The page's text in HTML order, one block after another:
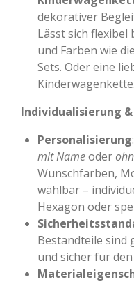
dekorativer
Lässt sich
und Farben wie
Sets. Oder eine
Kinderwagenkette.
Individualisierung
Personalisierung
mit Nameoder
Wunschfarben,
wählbar –
Hexagon oder
Bestandteile sind
und sicher für